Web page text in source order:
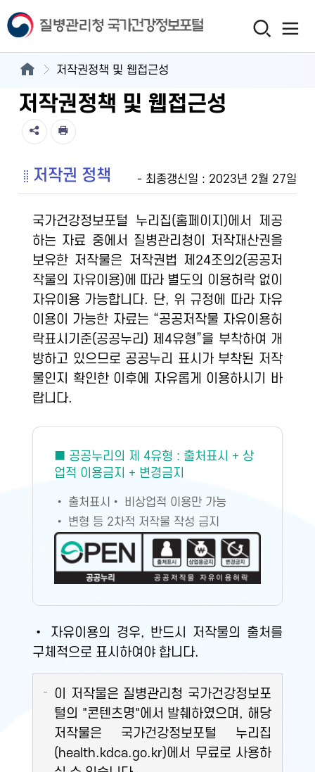
저작권정책 및 웹접근성
저작권정책 및 웹접근성
- 최종갱신일 : 2023년 2월 27일
저작권 정책
국가건강정보포털 누리집(홈페이지)에서 제공
하는 자료 중에서 질병관리청이 저작재산권을
보유한 저작물은 저작권법 제24조의2(공공저
작물의 자유이용)에 따라 별도의 이용허락 없이
자유이용 가능합니다. 단, 위 규정에 따라 자유
이용이 가능한 자료는 “공공저작물 자유이용허
락표시기준(공공누리) 제4유형”을 부착하여 개
방하고 있으므로 공공누리 표시가 부착된 저작
물인지 확인한 이후에 자유롭게 이용하시기 바
랍니다.
■ 공공누리의 제 4유형 : 출처표시 + 상
업적 이용금지 + 변경금지
• 출처표시 • 비상업적 이용만 가능
• 변형 등 2차적 저작물 작성 금지
• 자유이용의 경우, 반드시 저작물의 출처를
구체적으로 표시하여야 합니다.
이 저작물은 질병관리청 국가건강정보포
털의 "콘텐츠명"에서 발췌하였으며, 해당
저작물은 국가건강정보포털 누리집
(health.kdca.go.kr)에서 무료로 사용하